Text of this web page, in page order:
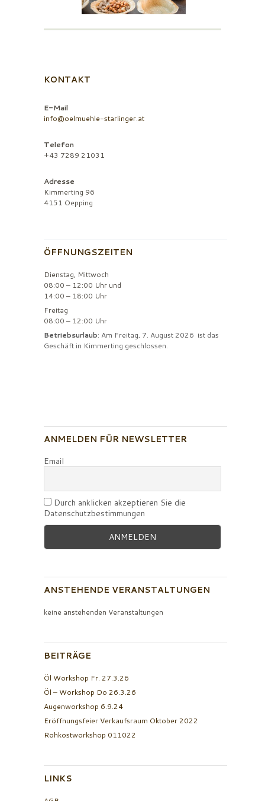
KONTAKT
E-Mail
info@oelmuehle-starlinger.at
Telefon
+43 7289 21031
Adresse
Kimmerting 96
4151 Oepping
ÖFFNUNGSZEITEN
Dienstag, Mittwoch
08:00 – 12:00 Uhr und
14:00 – 18:00 Uhr
Freitag
08:00 – 12:00 Uhr
Betriebsurlaub: Am Freitag, 7. August 2026 ist das
Geschäft in Kimmerting geschlossen.
ANMELDEN FÜR NEWSLETTER
Email
Durch anklicken akzeptieren Sie die
Datenschutzbestimmungen
ANSTEHENDE VERANSTALTUNGEN
keine anstehenden Veranstaltungen
BEITRÄGE
Öl Workshop Fr. 27.3.26
Öl – Workshop Do 26.3.26
Augenworkshop 6.9.24
Eröffnungsfeier Verkaufsraum Oktober 2022
Rohkostworkshop 011022
LINKS